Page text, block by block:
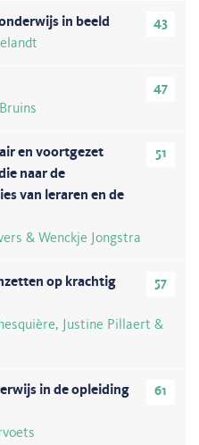
43
in beeld
47
51
en voortgezet
naar de
van leraren en de
& Wenckje Jongstra
57
op krachtig
Justine Pillaert &
61
in de opleiding